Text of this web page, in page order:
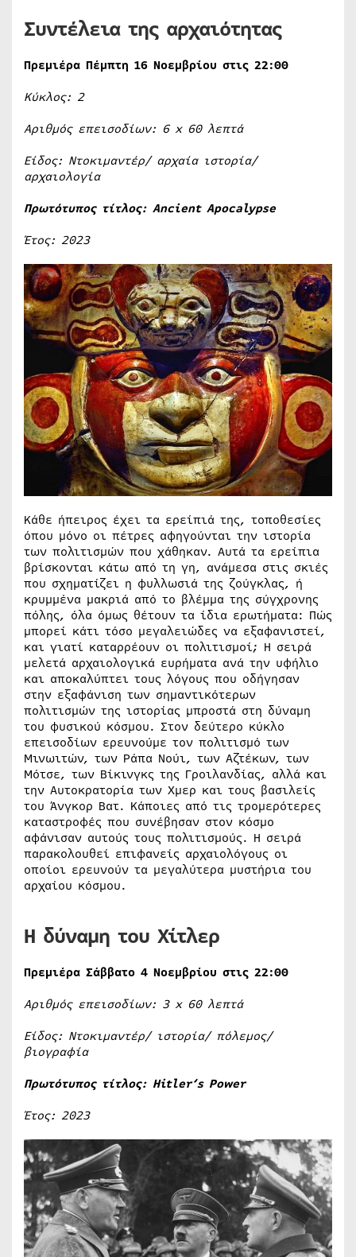
Συντέλεια της αρχαιότητας
Πρεμιέρα Πέμπτη 16 Νοεμβρίου στις 22:00
Κύκλος: 2
Αριθμός επεισοδίων: 6 x60 λεπτά
Είδος: Ντοκιμαντέρ/ αρχαία ιστορία/
αρχαιολογία
Πρωτότυπος τίτλος: Ancient Apocalypse
Έτος: 2023
Κάθε ήπειρος έχει τα ερείπιά της, τοποθεσίες
όπου μόνο οι πέτρες αφηγούνται την ιστορία
των πολιτισμών που χάθηκαν. Αυτά τα ερείπια
βρίσκονται κάτω από τη γη, ανάμεσα στις σκιές
που σχηματίζει η φυλλωσιά της ζούγκλας, ή
κρυμμένα μακριά από το βλέμμα της σύγχρονης
πόλης, όλα όμως θέτουν τα ίδια ερωτήματα: Πώς
μπορεί κάτι τόσο μεγαλειώδες να εξαφανιστεί,
και γιατί καταρρέουν οι πολιτισμοί; Η σειρά
μελετά αρχαιολογικά ευρήματα ανά την υφήλιο
και αποκαλύπτει τους λόγους που οδήγησαν
στην εξαφάνιση των σημαντικότερων
πολιτισμών της ιστορίας μπροστά στη δύναμη
του φυσικού κόσμου. Στον δεύτερο κύκλο
επεισοδίων ερευνούμε τον πολιτισμό των
Μινωιτών, των Ράπα Νούι, των Αζτέκων, των
Μότσε, των Βίκινγκς της Γροιλανδίας, αλλά και
την Αυτοκρατορία των Χμερ και τους βασιλείς
του Άνγκορ Βατ. Κάποιες από τις τρομερότερες
καταστροφές που συνέβησαν στον κόσμο
αφάνισαν αυτούς τους πολιτισμούς. Η σειρά
παρακολουθεί επιφανείς αρχαιολόγους οι
οποίοι ερευνούν τα μεγαλύτερα μυστήρια του
αρχαίου κόσμου.
Η δύναμη του Χίτλερ
Πρεμιέρα Σάββατο 4 Νοεμβρίου στις 22:00
Αριθμός επεισοδίων: 3 x60 λεπτά
Είδος: Ντοκιμαντέρ/ ιστορία/ πόλεμος/
βιογραφία
Πρωτότυπος τίτλος: Hitler‘s Power
Έτος: 2023